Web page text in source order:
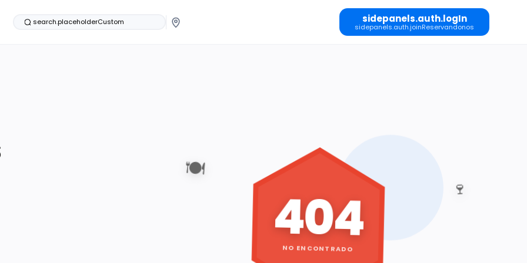
search.placeholderCustom sidepanels.auth.logIn
sidepanels.auth.joinReservandonos
🍽️
🍷
404
NO ENCONTRADO